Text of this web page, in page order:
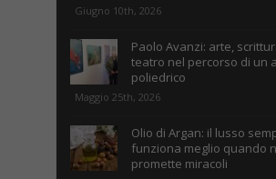
Giugno 10th, 2026
Paolo Avanzi: arte,
teatro nel percorso di un
poliedrico
Maggio 25th, 2026
Olio di Argan: il lusso
funziona meglio quando
promette miracoli